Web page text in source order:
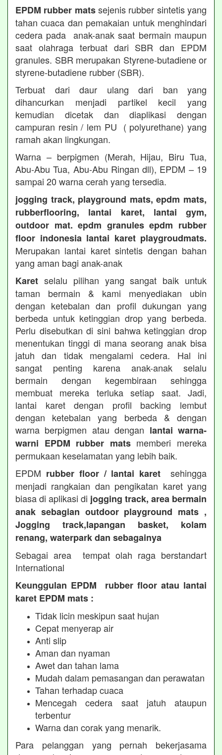
EPDM rubber matssejenis rubber sintetis yang
tahan cuaca dan pemakaian untuk menghindari
cedera pada anak-anak saat bermain maupun
saat olahraga terbuat dari SBR dan EPDM
granules. SBR merupakan Styrene-butadiene or
styrene-butadiene rubber (SBR).
Terbuat dari daur ulang dari ban yang
dihancurkan menjadi partikel kecil yang
kemudian dicetak dan diaplikasi dengan
campuran resin / lem PU ( polyurethane) yang
ramah akan lingkungan.
Warna – berpigmen (Merah, Hijau, Biru Tua,
Abu-Abu Tua, Abu-Abu Ringan dll), EPDM – 19
sampai 20 warna cerah yang tersedia.
jogging track, playground mats, epdm mats,
rubberflooring, lantai karet, lantai gym,
outdoor mat. epdm granules epdm rubber
floor indonesia lantai karet playgroudmats.
Merupakan lantai karet sintetis dengan bahan
yang aman bagi anak-anak
Karet selalu pilihan yang sangat baik untuk
taman bermain & kami menyediakan ubin
dengan ketebalan dan profil dukungan yang
berbeda untuk ketinggian drop yang berbeda.
Perlu disebutkan di sini bahwa ketinggian drop
menentukan tinggi di mana seorang anak bisa
jatuh dan tidak mengalami cedera. Hal ini
sangat penting karena anak-anak selalu
bermain dengan kegembiraan sehingga
membuat mereka terluka setiap saat. Jadi,
lantai karet dengan profil backing lembut
dengan ketebalan yang berbeda & dengan
warna berpigmen atau dengan lantai warna-
warni EPDM rubber matsmemberi mereka
permukaan keselamatan yang lebih baik.
EPDM rubber floor / lantai karet sehingga
menjadi rangkaian dan pengikatan karet yang
biasa di aplikasi di jogging track, area bermain
anak sebagian outdoor playground mats ,
Jogging track,lapangan basket, kolam
renang, waterpark dan sebagainya
Sebagai area tempat olah raga berstandart
International
Keunggulan EPDM rubber floor atau lantai
karet EPDM mats :
Tidak licin meskipun saat hujan
Cepat menyerap air
Anti slip
Aman dan nyaman
Awet dan tahan lama
Mudah dalam pemasangan dan perawatan
Tahan terhadap cuaca
Mencegah cedera saat jatuh ataupun
terbentur
Warna dan corak yang menarik.
Para pelanggan yang pernah bekerjasama